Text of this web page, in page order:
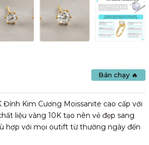
Bán chạy 🔥
Đính Kim Cương Moissanite cao cấp với
liệu vàng 10K tạo nên vẻ đẹp sang
hợp với mọi outift từ thường ngày đến